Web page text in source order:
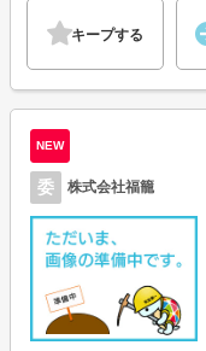
キープする
NEW
委 株式会社福籠